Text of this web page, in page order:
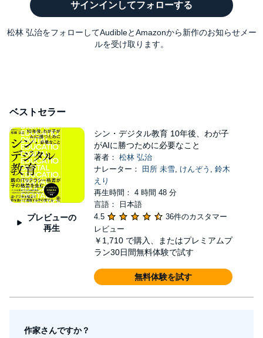
サインインしてフォローする
松林 弘治をフォローしてAudibleとAmazonから新作のお知らせメー
ルを受け取ります。
ベストセラー
プレビューの
再生
シン・デジタル教育 10年後、わが子
がAIに勝つために必要なこと
著者： 松林 弘治
ナレーター：
田所 未雪, けんぞう , 鈴木
えり
再生時間： 4 時間 48 分
言語： 日本語
4.5
36件のカスタマー
レビュー
￥1,710 で購入、またはプレミアムプ
ラン30日間無料体験で試す
無料体験を試す
作家さんですか？